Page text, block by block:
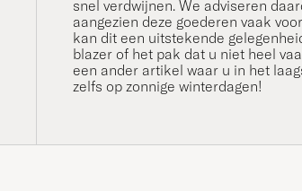
snel verdwijnen. We adviseren
aangezien deze goederen vaak
kan dit een uitstekende
blazer of het pak dat u niet heel
een ander artikel waar u in het
zelfs op zonnige winterdagen!